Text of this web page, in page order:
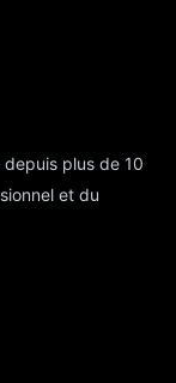
depuis plus de 10
et du